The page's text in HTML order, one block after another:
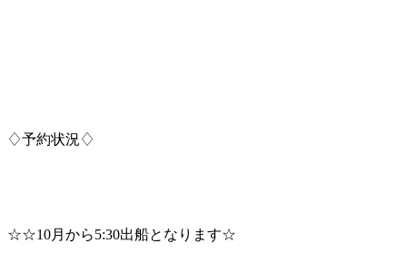
♢予約状況♢
☆☆10月から5:30出船となります☆